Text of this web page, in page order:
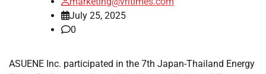
July 25, 2025
0
ASUENE Inc. participated in the 7th Japan-Thailand Energy